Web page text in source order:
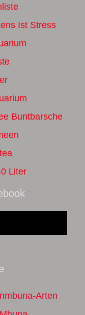
Ist Stress
Buntbarsche
Liter
Arten